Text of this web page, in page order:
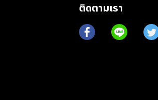
ติดตามเรา